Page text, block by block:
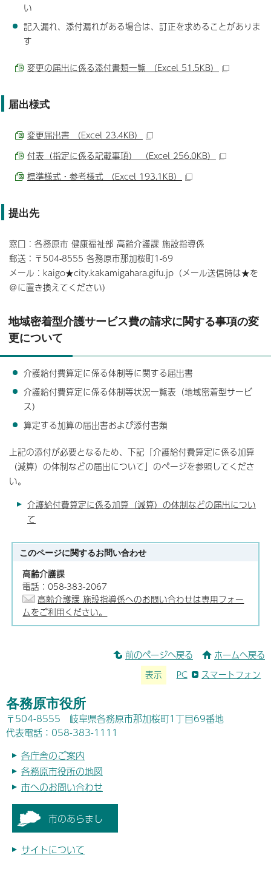
い
記入漏れ、添付漏れがある場合は、訂正を求めることがありま
す
変更の届出に係る添付書類一覧 （Excel 51.5KB）
届出様式
変更届出書 （Excel 23.4KB）
付表（指定に係る記載事項） （Excel 256.0KB）
標準様式・参考様式 （Excel 193.1KB）
提出先
窓口：各務原市 健康福祉部 高齢介護課 施設指導係
郵送：〒504-8555 各務原市那加桜町1-69
メール：kaigo★city.kakamigahara.gifu.jp（メール送信時は★を
＠に置き換えてください）
地域密着型介護サービス費の請求に関する事項の変
更について
介護給付費算定に係る体制等に関する届出書
介護給付費算定に係る体制等状況一覧表（地域密着型サービ
ス）
算定する加算の届出書および添付書類
上記の添付が必要となるため、下記「介護給付費算定に係る加算
（減算）の体制などの届出について」のページを参照してくださ
い。
介護給付費算定に係る加算（減算）の体制などの届出につい
て
このページに関するお問い合わせ
高齢介護課
電話：058-383-2067
高齢介護課 施設指導係へのお問い合わせは専用フォー
ムをご利用ください。
前のページへ戻る ホームへ戻る
表示 PC スマートフォン
各務原市役所
〒504-8555 岐阜県各務原市那加桜町1丁目69番地
代表電話：058-383-1111
各庁舎のご案内
各務原市役所の地図
市へのお問い合わせ
市のあらまし
サイトについて